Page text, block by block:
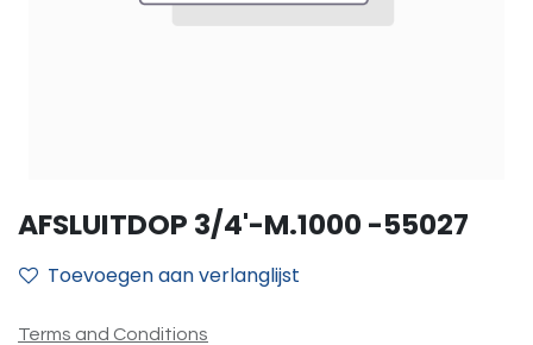
AFSLUITDOP 3/4'-M.1000 -55027
Toevoegen aan verlanglijst
Terms and Conditions